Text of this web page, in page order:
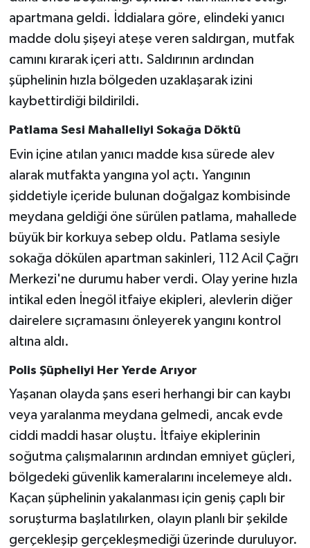
apartmana geldi. İddialara göre, elindeki yanıcı
madde dolu şişeyi ateşe veren saldırgan, mutfak
camını kırarak içeri attı. Saldırının ardından
şüphelinin hızla bölgeden uzaklaşarak izini
kaybettirdiği bildirildi.
Patlama Sesi Mahalleliyi Sokağa Döktü
Evin içine atılan yanıcı madde kısa sürede alev
alarak mutfakta yangına yol açtı. Yangının
şiddetiyle içeride bulunan doğalgaz kombisinde
meydana geldiği öne sürülen patlama, mahallede
büyük bir korkuya sebep oldu. Patlama sesiyle
sokağa dökülen apartman sakinleri, 112 Acil Çağrı
Merkezi'ne durumu haber verdi. Olay yerine hızla
intikal eden İnegöl itfaiye ekipleri, alevlerin diğer
dairelere sıçramasını önleyerek yangını kontrol
altına aldı.
Polis Şüpheliyi Her Yerde Arıyor
Yaşanan olayda şans eseri herhangi bir can kaybı
veya yaralanma meydana gelmedi, ancak evde
ciddi maddi hasar oluştu. İtfaiye ekiplerinin
soğutma çalışmalarının ardından emniyet güçleri,
bölgedeki güvenlik kameralarını incelemeye aldı.
Kaçan şüphelinin yakalanması için geniş çaplı bir
soruşturma başlatılırken, olayın planlı bir şekilde
gerçekleşip gerçekleşmediği üzerinde duruluyor.